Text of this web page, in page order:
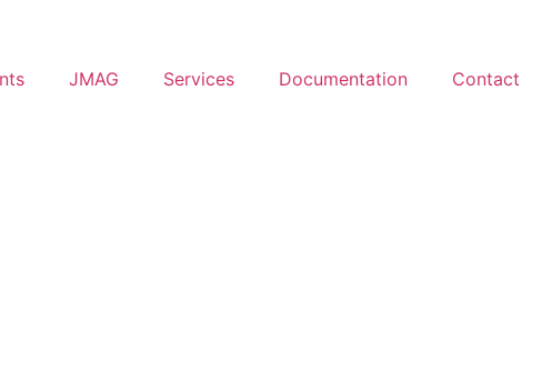
JMAG Services Documentation Contact